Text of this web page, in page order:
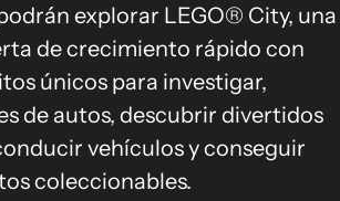
explorar LEGO® City, una
de crecimiento rápido con
únicos para investigar,
de autos, descubrir divertidos
vehículos y conseguir
coleccionables.